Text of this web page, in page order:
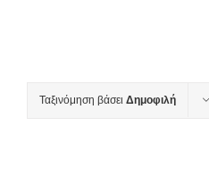
Ταξινόμηση βάσει Δημοφιλή